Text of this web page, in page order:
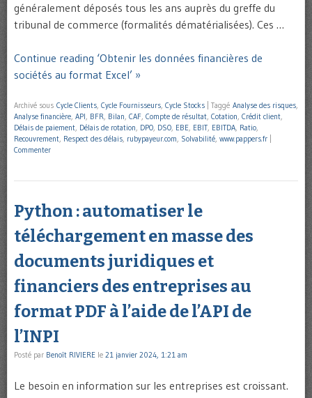
généralement déposés tous les ans auprès du greffe du
tribunal de commerce (formalités dématérialisées). Ces …
Continue reading ‘Obtenir les données financières de
sociétés au format Excel’ »
Archivé sous Cycle Clients, Cycle Fournisseurs, Cycle Stocks Taggé Analyse des risques,
Analyse financière, API, BFR, Bilan, CAF, Compte de résultat, Cotation, Crédit client,
Délais de paiement, Délais de rotation, DPO, DSO, EBE, EBIT, EBITDA, Ratio,
Recouvrement, Respect des délais, rubypayeur.com, Solvabilité, www.pappers.fr
Commenter
Python : automatiser le
téléchargement en masse des
documents juridiques et
financiers des entreprises au
format PDF à l’aide de l’API de
l’INPI
Posté par Benoît RIVIERE le 21 janvier 2024, 1:21 am
Le besoin en information sur les entreprises est croissant.